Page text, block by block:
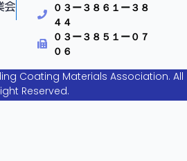
０３ー３８６１ー３８
４４
０３ー３８５１ー０７
０６
Coating Materials Association. All
Reserved.